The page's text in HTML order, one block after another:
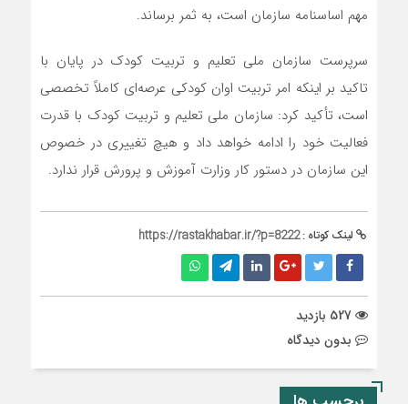
مهم اساسنامه سازمان است، به ثمر برساند.
سرپرست سازمان ملی تعلیم و تربیت کودک در پایان با
تاکید بر اینکه امر تربیت اوان کودکی عرصه‌ای کاملاً تخصصی
است، تأکید کرد: سازمان ملی تعلیم و تربیت کودک با قدرت
فعالیت خود را ادامه خواهد داد و هیچ تغییری در خصوص
این سازمان در دستور کار وزارت آموزش و پرورش قرار ندارد.
لینک کوتاه :https://rastakhabar.ir/?p=8222
بدون دیدگاه